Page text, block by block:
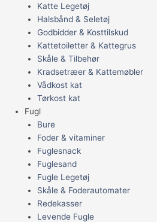
Katte Legetøj
Halsbånd & Seletøj
Godbidder & Kosttilskud
Kattetoiletter & Kattegrus
Skåle & Tilbehør
Kradsetræer & Kattemøbler
Vådkost kat
Tørkost kat
Fugl
Bure
Foder & vitaminer
Fuglesnack
Fuglesand
Fugle Legetøj
Skåle & Foderautomater
Redekasser
Levende Fugle